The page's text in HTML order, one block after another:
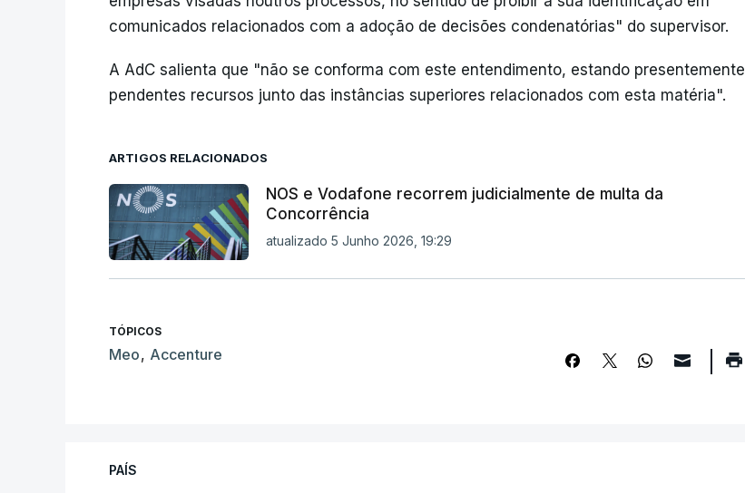
comunicados relacionados com a adoção de decisões condenatórias" do supervisor.
A AdC salienta que "não se conforma com este entendimento, estando presentemente
pendentes recursos junto das instâncias superiores relacionados com esta matéria".
ARTIGOS RELACIONADOS
NOS e Vodafone recorrem judicialmente de multa da
Concorrência
atualizado 5 Junho 2026, 19:29
TÓPICOS
Meo, Accenture
PAÍS